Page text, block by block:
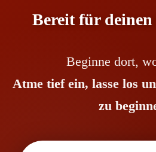
Bereit für deinen
Beginne dort,
Atme tief ein, lasse los
zu